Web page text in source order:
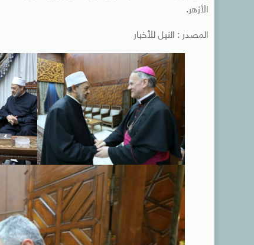
الأزهر.
المصدر : النيل للأخبار